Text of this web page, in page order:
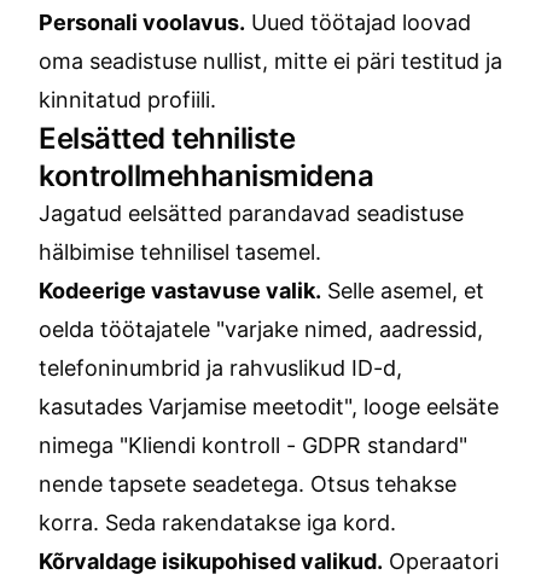
Personali voolavus. Uued töötajad loovad
oma seadistuse nullist, mitte ei päri testitud ja
kinnitatud profiili.
Eelsätted tehniliste
kontrollmehhanismidena
Jagatud eelsätted parandavad seadistuse
hälbimise tehnilisel tasemel.
Kodeerige vastavuse valik. Selle asemel, et
oelda töötajatele "varjake nimed, aadressid,
telefoninumbrid ja rahvuslikud ID-d,
kasutades Varjamise meetodit", looge eelsäte
nimega "Kliendi kontroll - GDPR standard"
nende tapsete seadetega. Otsus tehakse
korra. Seda rakendatakse iga kord.
Kõrvaldage isikupohised valikud. Operaatori